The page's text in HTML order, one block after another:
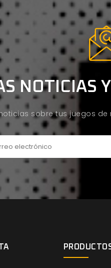
NOTICIAS
sobre tus juegos